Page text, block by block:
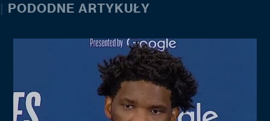
| PODODNE ARTYKUŁY